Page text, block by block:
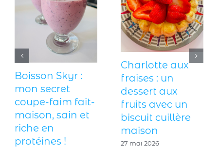
Boisson Skyr :
mon secret
coupe-faim fait-
maison, sain et
riche en
protéines !
Charlotte aux
fraises : un
dessert aux
fruits avec un
biscuit cuillère
maison
27 mai 2026